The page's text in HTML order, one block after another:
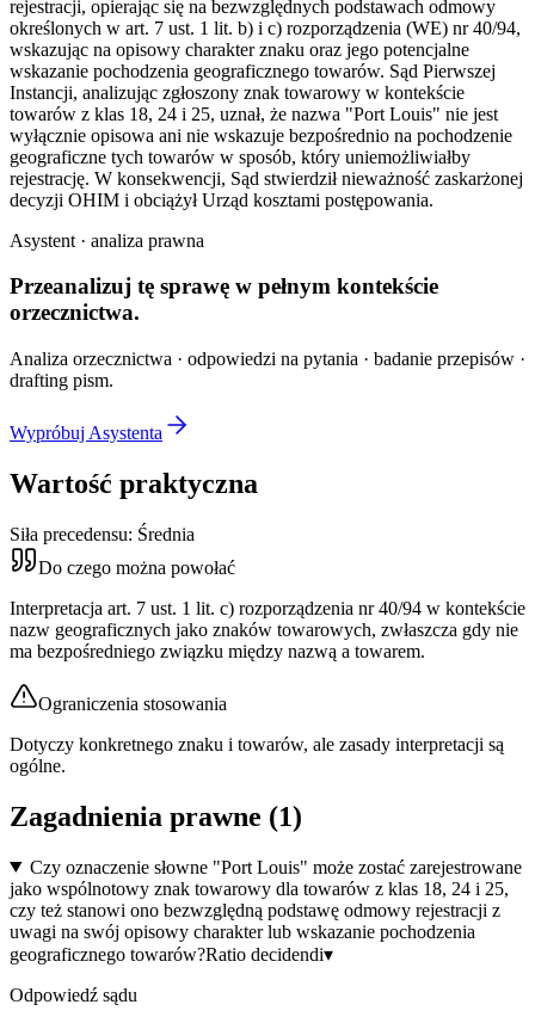
rejestracji, opierając się na bezwzględnych podstawach odmowy
określonych w art. 7 ust. 1 lit. b) i c) rozporządzenia (WE) nr 40/94,
wskazując na opisowy charakter znaku oraz jego potencjalne
wskazanie pochodzenia geograficznego towarów. Sąd Pierwszej
Instancji, analizując zgłoszony znak towarowy w kontekście
towarów z klas 18, 24 i 25, uznał, że nazwa "Port Louis" nie jest
wyłącznie opisowa ani nie wskazuje bezpośrednio na pochodzenie
geograficzne tych towarów w sposób, który uniemożliwiałby
rejestrację. W konsekwencji, Sąd stwierdził nieważność zaskarżonej
decyzji OHIM i obciążył Urząd kosztami postępowania.
Asystent · analiza prawna
Przeanalizuj tę sprawę w pełnym kontekście
orzecznictwa.
Analiza orzecznictwa · odpowiedzi na pytania · badanie przepisów ·
drafting pism.
Wypróbuj Asystenta
Wartość praktyczna
Siła precedensu: Średnia
Do czego można powołać
Interpretacja art. 7 ust. 1 lit. c) rozporządzenia nr 40/94 w kontekście
nazw geograficznych jako znaków towarowych, zwłaszcza gdy nie
ma bezpośredniego związku między nazwą a towarem.
Ograniczenia stosowania
Dotyczy konkretnego znaku i towarów, ale zasady interpretacji są
ogólne.
Zagadnienia prawne (1)
Czy oznaczenie słowne "Port Louis" może zostać zarejestrowane
jako wspólnotowy znak towarowy dla towarów z klas 18, 24 i 25,
czy też stanowi ono bezwzględną podstawę odmowy rejestracji z
uwagi na swój opisowy charakter lub wskazanie pochodzenia
geograficznego towarów?Ratio decidendi▾
Odpowiedź sądu